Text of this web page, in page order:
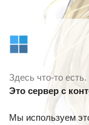
Здесь что-то
Это сервер с
Мы используем